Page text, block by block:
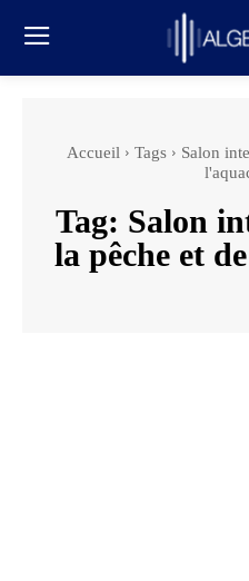
Accueil Tags
Salon
Tag: Salon
la pêche et